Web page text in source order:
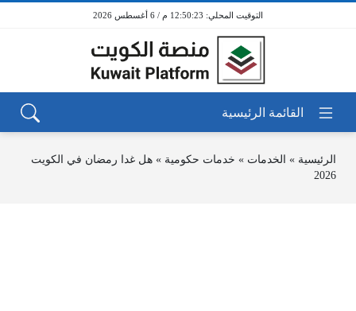
12:50:23 م / 6 أغسطس 2026
الرئيسية » الخدمات » خدمات حكومية » هل غدا رمضان في الكويت
2026